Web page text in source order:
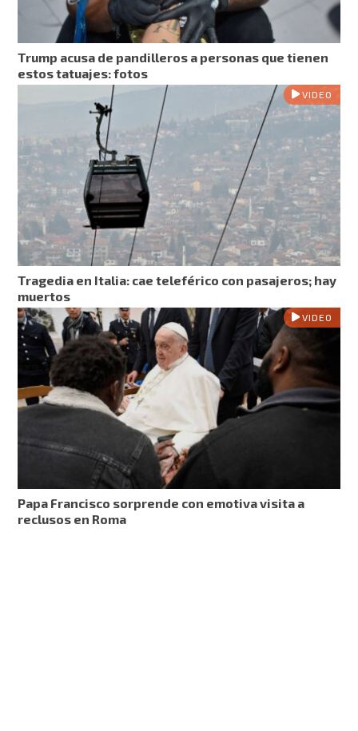
Trump acusa de pandilleros a personas que tienen
estos tatuajes: fotos
VIDEO
Tragedia en Italia: cae teleférico con pasajeros; hay
muertos
VIDEO
Papa Francisco sorprende con emotiva visita a
reclusos en Roma